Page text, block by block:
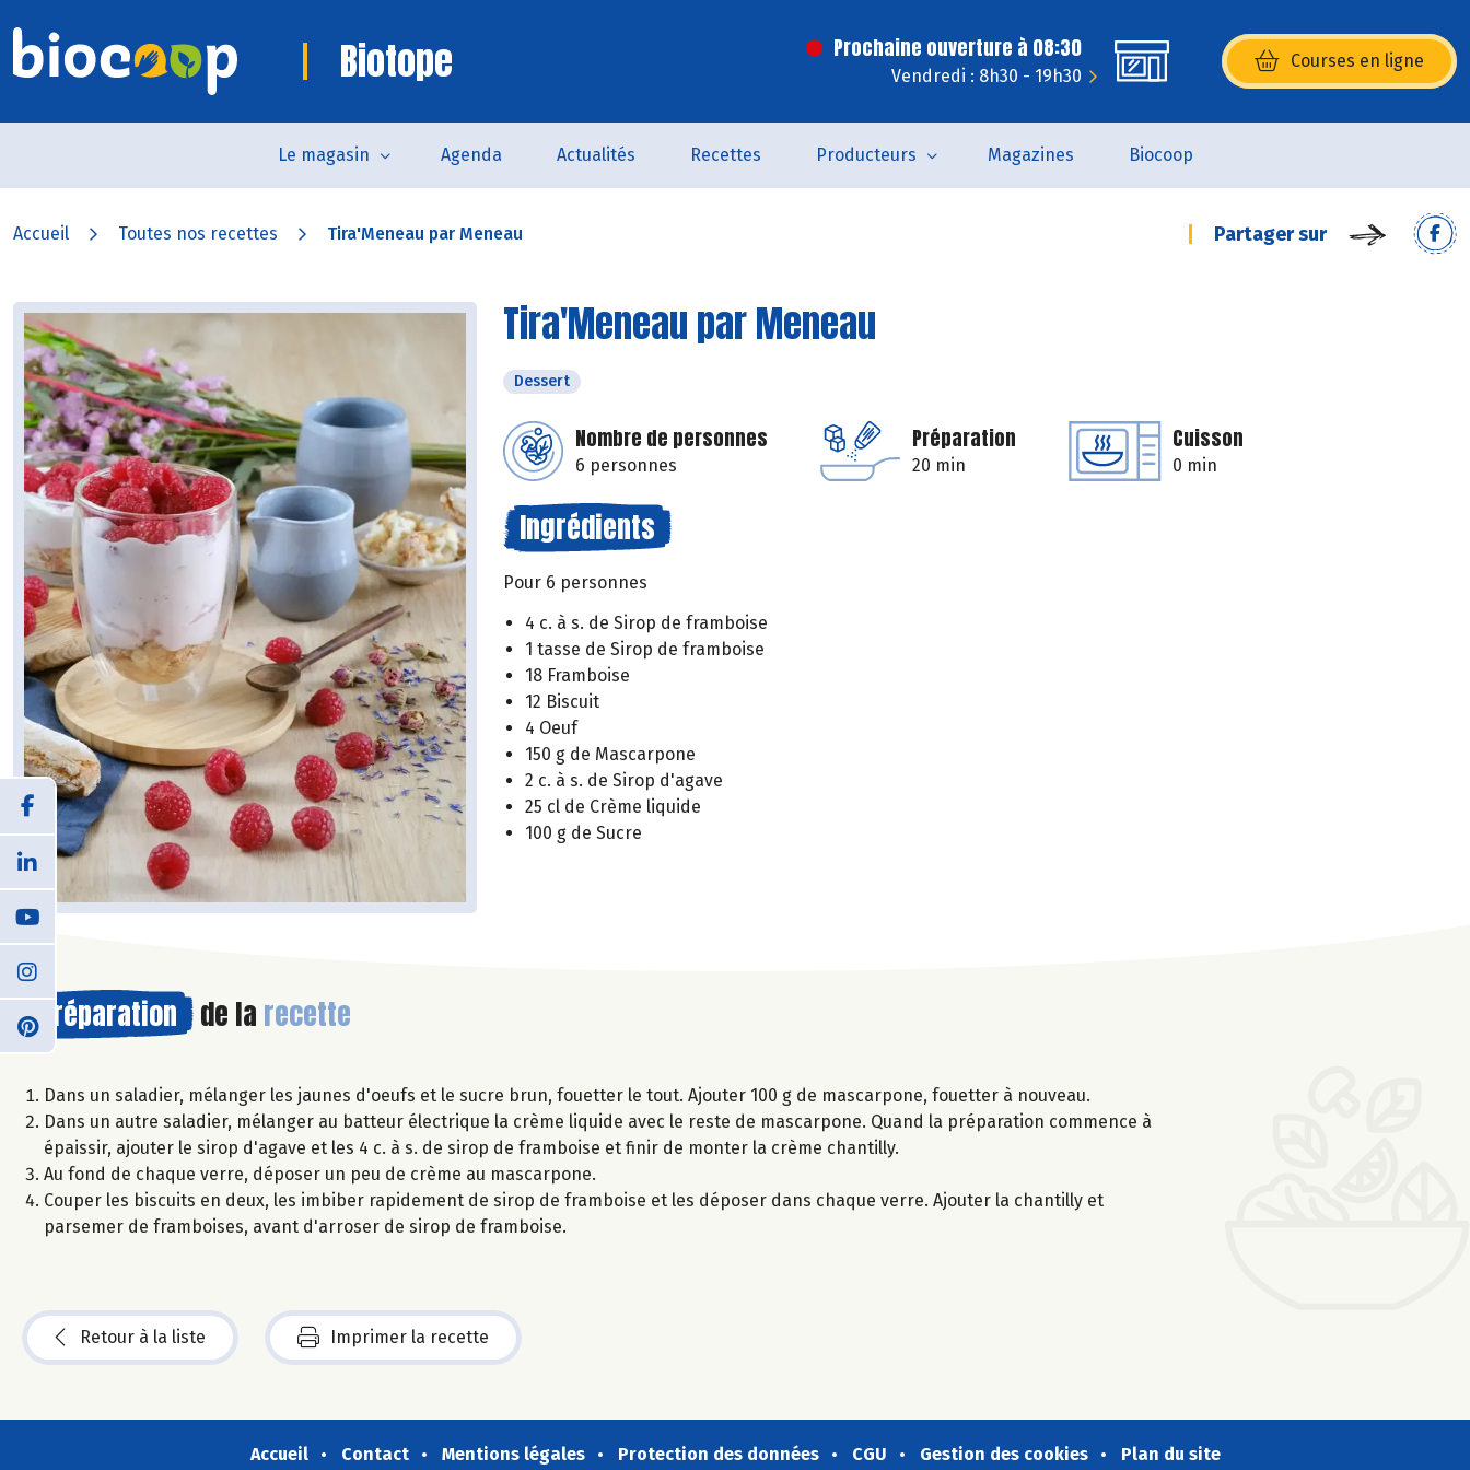
Biotope Prochaine ouverture à 08:30
Vendredi : 8h30 - 19h30
Courses en ligne
(s’ouvre dans une nouvelle
Le magasin Agenda Actualités Recettes Producteurs Magazines Biocoop
Accueil Toutes nos recettes Tira'Meneau par Meneau Partager sur
Tira'Meneau par Meneau
Dessert
Nombre de personnes
6 personnes
Préparation
20 min
Cuisson
0 min
Ingrédients
Pour 6 personnes
4 c. à s. de Sirop de framboise
1 tasse de Sirop de framboise
18 Framboise
12 Biscuit
4 Oeuf
150 g de Mascarpone
2 c. à s. de Sirop d'agave
25 cl de Crème liquide
100 g de Sucre
Préparation de la recette
Dans un saladier, mélanger les jaunes d'oeufs et le sucre brun, fouetter le tout. Ajouter 100 g de mascarpone, fouetter à nouveau.
Dans un autre saladier, mélanger au batteur électrique la crème liquide avec le reste de mascarpone. Quand la préparation commence à
épaissir, ajouter le sirop d'agave et les 4 c. à s. de sirop de framboise et finir de monter la crème chantilly.
Au fond de chaque verre, déposer un peu de crème au mascarpone.
Couper les biscuits en deux, les imbiber rapidement de sirop de framboise et les déposer dans chaque verre. Ajouter la chantilly et
parsemer de framboises, avant d'arroser de sirop de framboise.
Retour à la liste Imprimer la recette
Accueil Contact Mentions légales Protection des données CGU Gestion des cookies Plan du site